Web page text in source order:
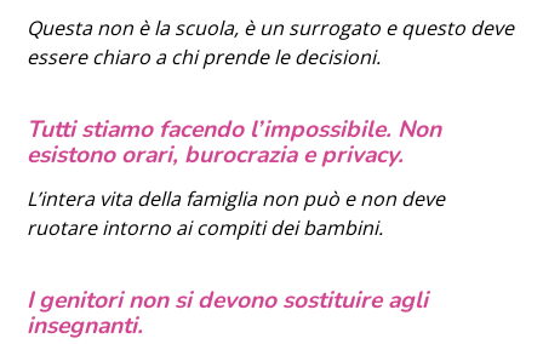
Questa non è la scuola, è un surrogato e questo deve
essere chiaro a chi prende le decisioni.
Tutti stiamo facendo l’impossibile. Non
esistono orari, burocrazia e privacy.
L’intera vita della famiglia non può e non deve
ruotare intorno ai compiti dei bambini.
I genitori non si devono sostituire agli
insegnanti.